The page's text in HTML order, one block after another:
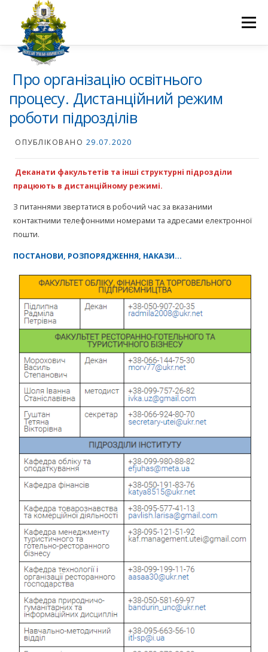
Меню
ПРО НАС
НОВИНИ ВСТУП 2026
Про організацію освітнього
процесу. Дистанційний режим
роботи підрозділів
ОПУБЛІКОВАНО 29.07.2020
Деканати факультетів та інші структурні підрозділи
працюють в дистанційному режимі.
З питаннями звертатися в робочий час за вказаними
контактними телефонними номерами та адресами електронної
пошти.
ПОСТАНОВИ, РОЗПОРЯДЖЕННЯ, НАКАЗИ…